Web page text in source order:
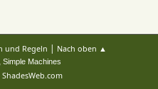
und Regeln | Nach oben ▲
, Simple Machines
ShadesWeb.com